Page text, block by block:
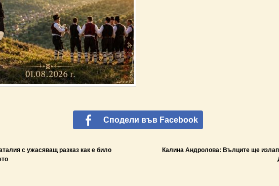
Сподели във Facebook
с ужасяващ разказ как е било
Калина Андролова: Вълците ще